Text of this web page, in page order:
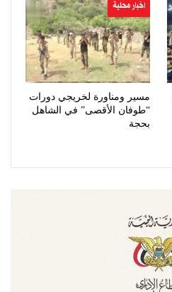
اخبار محلية
مسير ومناورة لخريجي دورات
“طوفان الأقصى” في الشاهل
بحجة